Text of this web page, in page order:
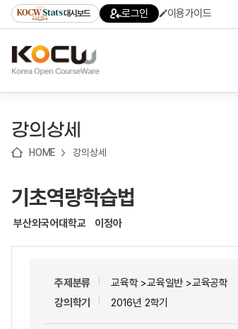
기
기
기
content)
가
대시보드 로그인 이용가이드
강의상세
HOME 강의상세
기초역량학습법
부산외국어대학교 이정아
주제분류
교육학 >교육일반 >교육공학
강의학기
2016년 2학기